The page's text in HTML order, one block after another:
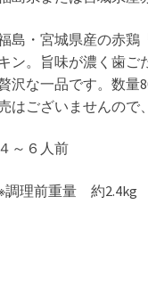
島・宮城県産の赤鶏
ン。旨味が濃く歯ご
沢な一品です。数量
はございませんので
４～６人前
調理前重量 約2.4kg